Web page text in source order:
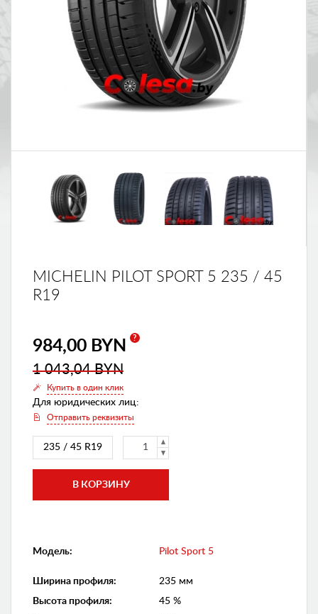
MICHELIN PILOT SPORT 5 235 / 45
R19
984,00 BYN ?
1 043,04 BYN
Купить в один клик
Для юридических лиц:
Отправить реквизиты
235 / 45 R19
Модель: Pilot Sport 5
Ширина профиля:
235 мм
Высота профиля:
45 %